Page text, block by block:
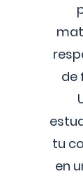
de
tu
en